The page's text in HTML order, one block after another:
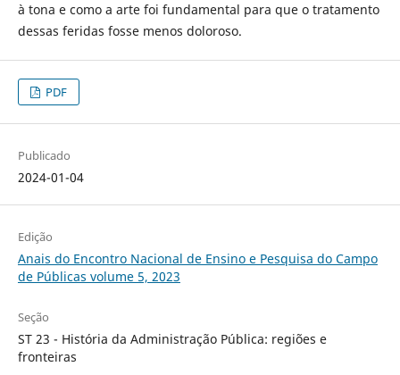
à tona e como a arte foi fundamental para que o tratamento
dessas feridas fosse menos doloroso.
PDF
Publicado
2024-01-04
Edição
Anais do Encontro Nacional de Ensino e Pesquisa do Campo
de Públicas volume 5, 2023
Seção
ST 23 - História da Administração Pública: regiões e
fronteiras